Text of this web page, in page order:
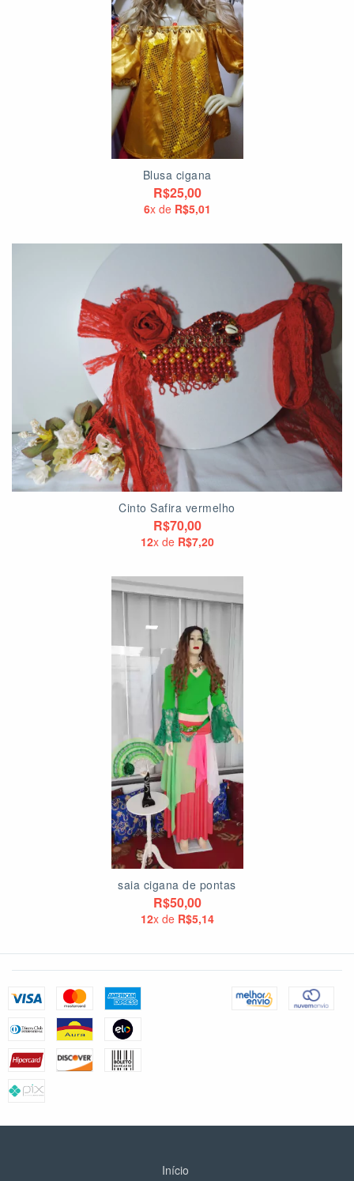
Blusa cigana
R$25,00
6x de R$5,01
Cinto Safira vermelho
R$70,00
12x de R$7,20
saia cigana de pontas
R$50,00
12x de R$5,14
Início